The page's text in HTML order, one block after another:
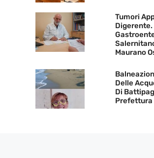
Tumori
Digerente.
Maurano
Delle
Di
Prefettura